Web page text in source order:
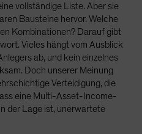
vollständige Liste. Aber sie
Bausteine hervor. Welche
Kombinationen? Darauf gibt
Vieles hängt vom Ausblick
ab, und kein einzelnes
Doch unserer Meinung
Verteidigung, die
eine Multi-Asset-Income-
der Lage ist, unerwartete